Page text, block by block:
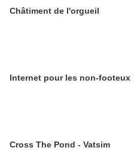
Châtiment de l'orgueil
Internet pour les non-footeux
Cross The Pond - Vatsim